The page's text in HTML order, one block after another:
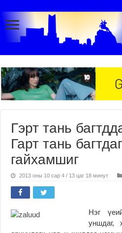
Гэрт тань
Гарт тань
гайхамшиг
2013 оны 10 сар 4 / 13 цаг 18 минут
Нэг
уншдаг,